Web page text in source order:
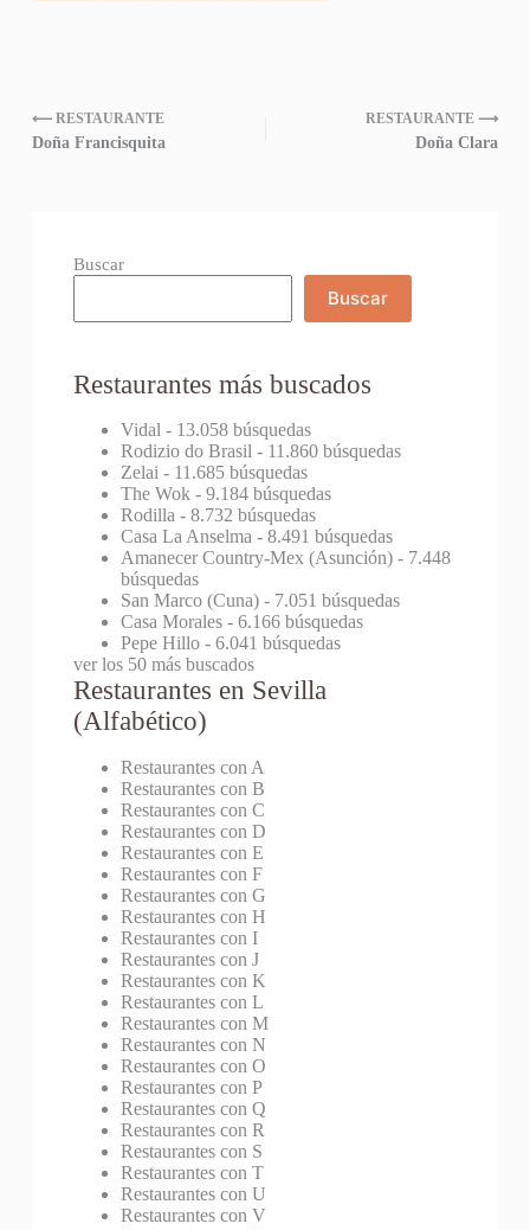
⟵ RESTAURANTE
Doña Francisquita
RESTAURANTE ⟶
Doña Clara
Buscar
Buscar
Restaurantes más buscados
Vidal - 13.058 búsquedas
Rodizio do Brasil - 11.860 búsquedas
Zelai - 11.685 búsquedas
The Wok- 9.184 búsquedas
Rodilla - 8.732 búsquedas
Casa La Anselma - 8.491 búsquedas
Amanecer Country-Mex (Asunción)- 7.448
búsquedas
San Marco (Cuna)- 7.051 búsquedas
Casa Morales- 6.166 búsquedas
Pepe Hillo- 6.041 búsquedas
ver los 50 más buscados
Restaurantes en Sevilla
(Alfabético)
Restaurantes con A
Restaurantes con B
Restaurantes con C
Restaurantes con D
Restaurantes con E
Restaurantes con F
Restaurantes con G
Restaurantes con H
Restaurantes con I
Restaurantes con J
Restaurantes con K
Restaurantes con L
Restaurantes con M
Restaurantes con N
Restaurantes con O
Restaurantes con P
Restaurantes con Q
Restaurantes con R
Restaurantes con S
Restaurantes con T
Restaurantes con U
Restaurantes con V